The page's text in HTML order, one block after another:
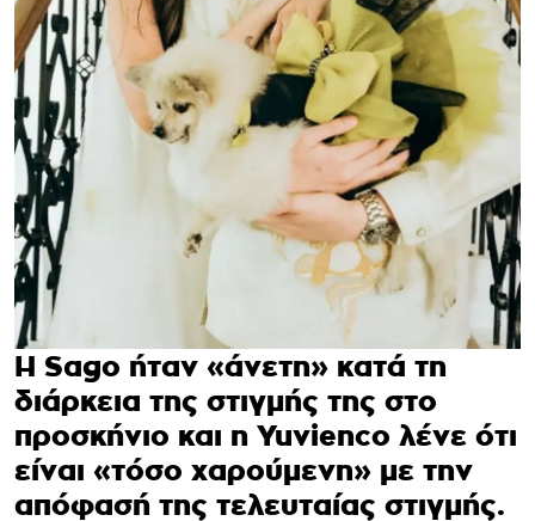
Η Sago ήταν «άνετη» κατά τη
διάρκεια της στιγμής της στο
προσκήνιο και η Yuvienco λένε ότι
είναι «τόσο χαρούμενη» με την
απόφασή της τελευταίας στιγμής.